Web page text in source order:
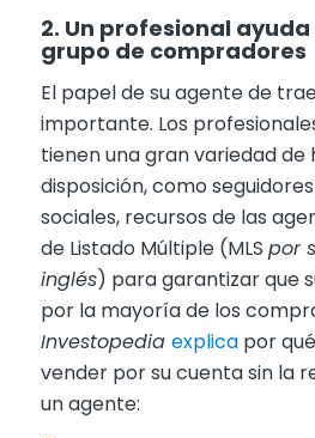
2. Un profesional
grupo de compradores
El papel de su agente de
importante. Los
tienen una gran variedad de
disposición, como
sociales, recursos de las
de Listado Múltiple (MLS por
inglés) para garantizar que
por la mayoría de los
Investopedia explicapor
vender por su cuenta sin la
un agente: